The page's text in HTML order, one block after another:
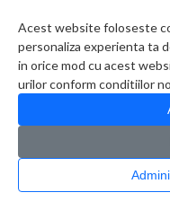
Acest website foloseste
personaliza experienta ta
in orice mod cu acest
urilor conform conditiilor
CATALOG PRODUSE
Consumabile